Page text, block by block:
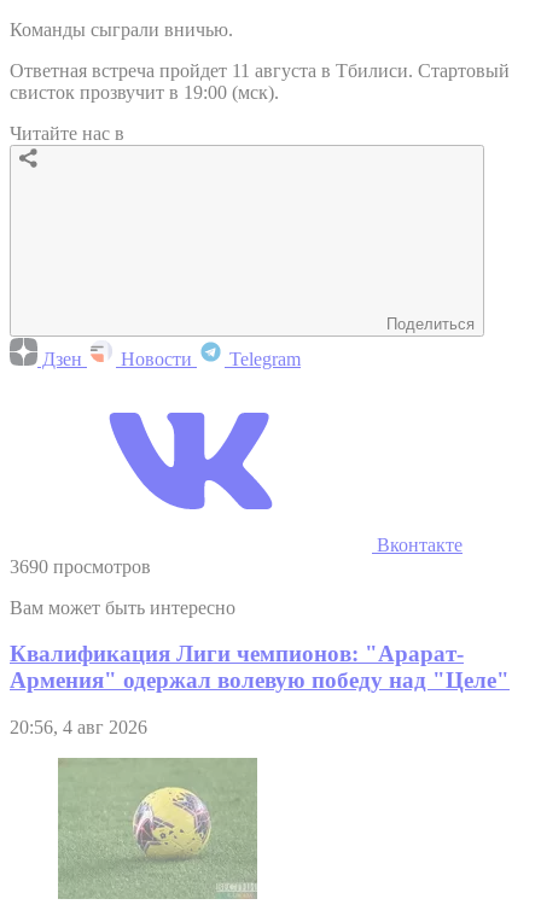
Команды сыграли вничью.
Ответная встреча пройдет 11 августа в Тбилиси. Стартовый
свисток прозвучит в 19:00 (мск).
Читайте нас в
Поделиться
Дзен Новости Telegram
Вконтакте
3690 просмотров
Вам может быть интересно
Квалификация Лиги чемпионов: "Арарат-
Армения" одержал волевую победу над "Целе"
20:56, 4 авг 2026